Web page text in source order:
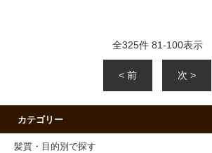
全325件 81-100表示
< 前 次 >
カテゴリー
髪質・目的別で探す